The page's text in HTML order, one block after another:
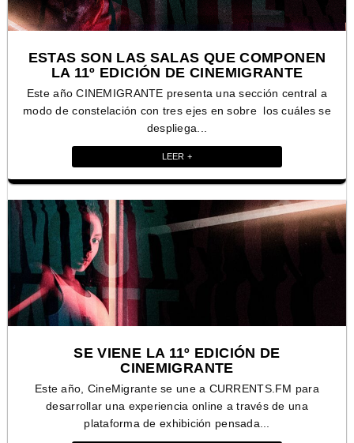
ESTAS SON LAS SALAS QUE COMPONEN
LA 11º EDICIÓN DE CINEMIGRANTE
Este año CINEMIGRANTE presenta una sección central a
modo de constelación con tres ejes en sobre los cuáles se
despliega...
LEER +
SE VIENE LA 11º EDICIÓN DE
CINEMIGRANTE
Este año, CineMigrante se une a CURRENTS.FM para
desarrollar una experiencia online a través de una
plataforma de exhibición pensada...